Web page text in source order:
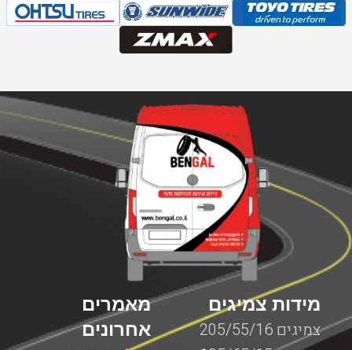
מאמרים
אחרונים
מידות צמיגים
צמיגים 205/55/16